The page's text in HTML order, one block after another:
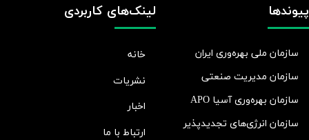
لینک‌های کاربردی
خانه
نشریات
اخبار
ارتباط با ما
پیوندها
سازمان ملی بهره‌وری ایران
سازمان مدیریت صنعتی
سازمان بهره‌وری آسیا APO
سازمان انرژی‌های تجدیدپذیر